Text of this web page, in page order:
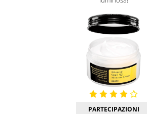
PARTECIPAZIONI